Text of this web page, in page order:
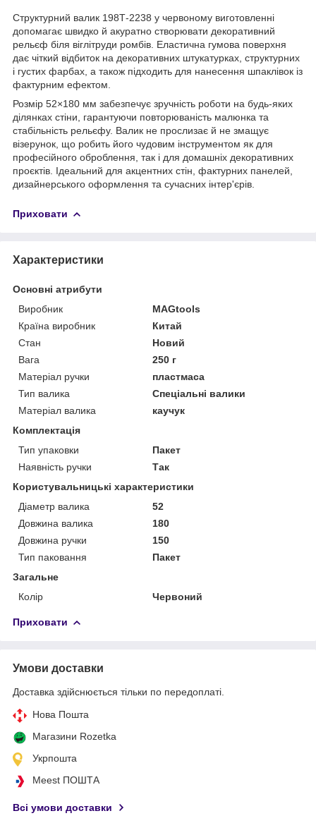
Структурний валик 198Т-2238 у червоному виготовленні
допомагає швидко й акуратно створювати декоративний
рельєф біля віглітруди ромбів. Еластична гумова поверхня
дає чіткий відбиток на декоративних штукатурках, структурних
і густих фарбах, а також підходить для нанесення шпаклівок із
фактурним ефектом.
Розмір 52×180 мм забезпечує зручність роботи на будь-яких
ділянках стіни, гарантуючи повторюваність малюнка та
стабільність рельєфу. Валик не прослизає й не змащує
візерунок, що робить його чудовим інструментом як для
професійного оброблення, так і для домашніх декоративних
проєктів. Ідеальний для акцентних стін, фактурних панелей,
дизайнерського оформлення та сучасних інтер'єрів.
Приховати
Характеристики
Основні атрибути
Виробник
MAGtools
Країна виробник
Китай
Стан
Новий
Вага
250 г
Матеріал ручки
пластмаса
Тип валика
Спеціальні валики
Матеріал валика
каучук
Комплектація
Тип упаковки
Пакет
Наявність ручки
Так
Користувальницькі характеристики
Діаметр валика
52
Довжина валика
180
Довжина ручки
150
Тип паковання
Пакет
Загальне
Колір
Червоний
Приховати
Умови доставки
Доставка здійснюється тільки по передоплаті.
Нова Пошта
Магазини Rozetka
Укрпошта
Meest ПОШТА
Всі умови доставки